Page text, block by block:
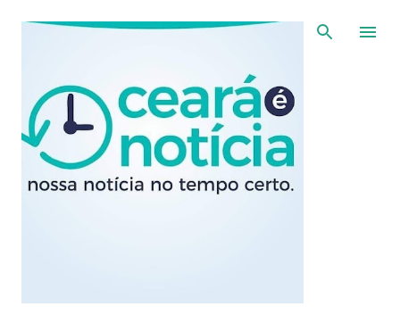
Pular para o conteúdo principal